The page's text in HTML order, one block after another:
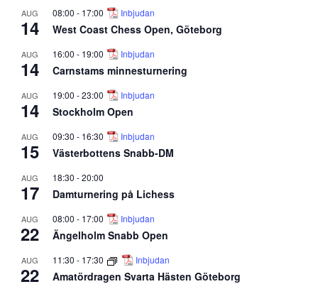
AUG
14
08:00 - 17:00 Inbjudan
West Coast Chess Open, Göteborg
AUG
14
16:00 - 19:00 Inbjudan
Carnstams minnesturnering
AUG
14
19:00 -23:00 Inbjudan
Stockholm Open
AUG
15
09:30 - 16:30 Inbjudan
Västerbottens Snabb-DM
AUG
17
18:30 -20:00
Damturnering på Lichess
AUG
22
08:00 - 17:00 Inbjudan
Ängelholm Snabb Open
AUG
22
11:30 - 17:30 Inbjudan
Amatördragen Svarta Hästen Göteborg